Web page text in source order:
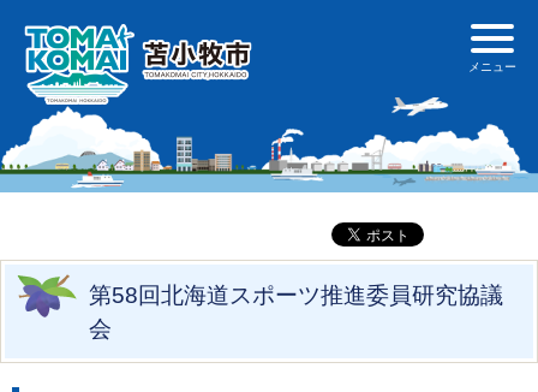
第58回北海道スポーツ推進委員研究協議
会